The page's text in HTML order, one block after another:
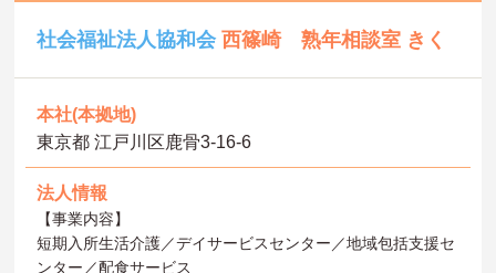
社会福祉法人協和会西篠崎 熟年相談室 きく
本社(本拠地)
東京都 江戸川区鹿骨3-16-6
法人情報
【事業内容】
短期入所生活介護／デイサービスセンター／地域包括支援セ
ンター／配食サービス